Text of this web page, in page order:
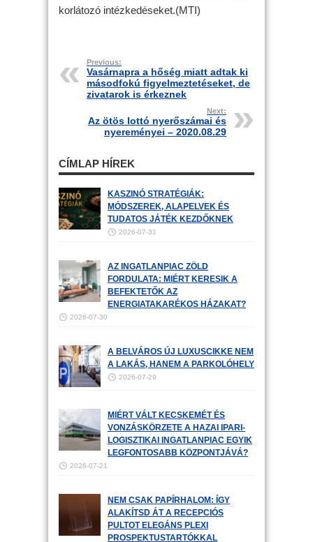
korlátozó intézkedéseket.(MTI)
Previous:
Vasárnapra a hőség miatt adtak ki
másodfokú figyelmeztetéseket, de
zivatarok is érkeznek
Next:
Az ötös lottó nyerőszámai és
nyereményei – 2020.08.29
CÍMLAP HÍREK
KASZINÓ STRATÉGIÁK:
MÓDSZEREK, ALAPELVEK ÉS
TUDATOS JÁTÉK KEZDŐKNEK
2026-07-31
AZ INGATLANPIAC ZÖLD
FORDULATA: MIÉRT KERESIK A
BEFEKTETŐK AZ
ENERGIATAKARÉKOS HÁZAKAT?
2026-07-30
A BELVÁROS ÚJ LUXUSCIKKE NEM
A LAKÁS, HANEM A PARKOLÓHELY
2026-07-29
MIÉRT VÁLT KECSKEMÉT ÉS
VONZÁSKÖRZETE A HAZAI IPARI-
LOGISZTIKAI INGATLANPIAC EGYIK
LEGFONTOSABB KÖZPONTJÁVÁ?
2026-07-21
NEM CSAK PAPÍRHALOM: ÍGY
ALAKÍTSD ÁT A RECEPCIÓS
PULTOT ELEGÁNS PLEXI
PROSPEKTUSTARTÓKKAL